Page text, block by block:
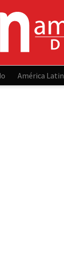
América